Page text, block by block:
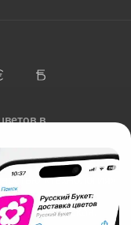
в
«Технология»
Ипподромская,